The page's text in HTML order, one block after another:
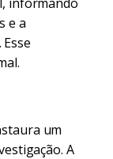
e a
um
A